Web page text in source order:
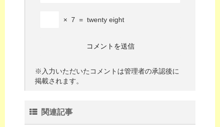
× 7 = twenty eight
※入力いただいたコメントは管理者の承認後に
掲載されます。
関連記事